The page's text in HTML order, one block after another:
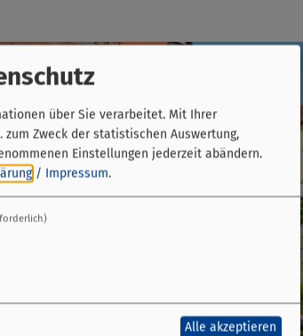
über Sie verarbeitet. Mit Ihrer
Zweck der statistischen Auswertung,
Einstellungen jederzeit abändern.
/ Impressum.
Alle akzeptieren